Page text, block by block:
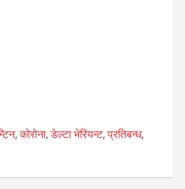
, कोरोना, डेल्टा भेरियन्ट, प्रतिबन्ध,